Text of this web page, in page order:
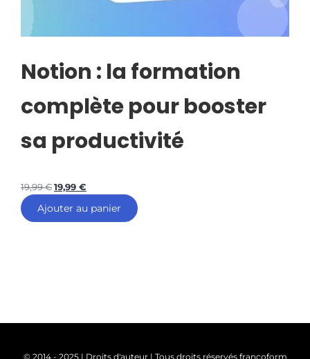
Notion : la formation
complète pour booster
sa productivité
19,99€19,99 €
Ajouter au panier
© 2014 - 2025 | Droits d'auteur | Tous droits réservés francoform